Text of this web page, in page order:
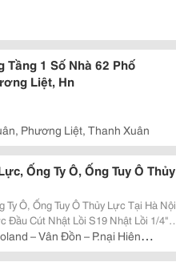
Tầng 1 Số Nhà 62 Phố
Liệt, Hn
Phương Liệt, Thanh Xuân
Ống Ty Ô, Ống Tuy Ô Thủy
Ô, Ống Tuy Ô Thủy Lực Tại Hà Nội
S22 Nhật Lồi 3/8" S27 Nhật Lồi 1/2" S36 Nhật Lồi 3/4" S41 Nhật...
– Vân Đồn – P.nại Hiên